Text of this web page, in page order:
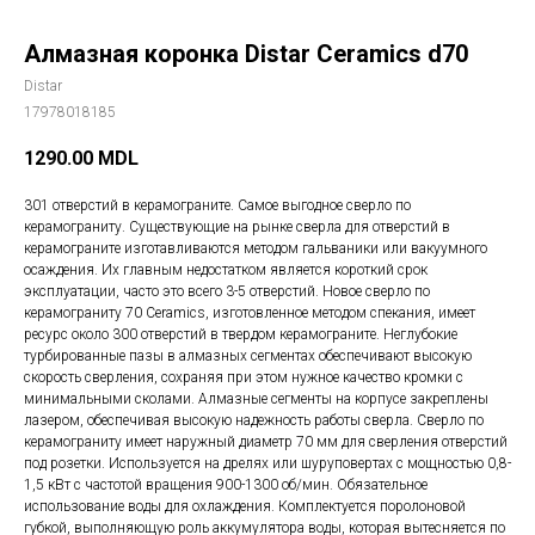
Алмазная коронка Distar Ceramics d70
Distar
17978018185
1290.00 MDL
301 отверстий в керамограните. Самое выгодное сверло по
керамограниту. Cуществующие на рынке сверла для отверстий в
керамограните изготавливаются методом гальваники или вакуумного
осаждения. Их главным недостатком является короткий срок
эксплуатации, часто это всего 3-5 отверстий. Новое сверло по
керамограниту 70 Ceramics, изготовленное методом спекания, имеет
ресурс около 300 отверстий в твердом керамограните. Неглубокие
турбированные пазы в алмазных сегментах обеспечивают высокую
скорость сверления, сохраняя при этом нужное качество кромки с
минимальными сколами. Алмазные сегменты на корпусе закреплены
лазером, обеспечивая высокую надежность работы сверла. Сверло по
керамограниту имеет наружный диаметр 70 мм для сверления отверстий
под розетки. Используется на дрелях или шуруповертах с мощностью 0,8-
1,5 кВт с частотой вращения 900-1300 об/мин. Обязательное
использование воды для охлаждения. Комплектуется поролоновой
губкой, выполняющую роль аккумулятора воды, которая вытесняется по